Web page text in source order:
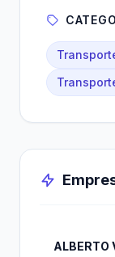
ALBERTO